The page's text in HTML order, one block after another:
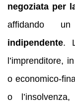
negoziata per
affidando
indipendente.
l’imprenditore,
o
o